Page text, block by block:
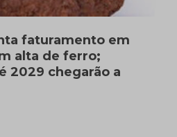
faturamento em
alta de ferro;
2029 chegarão a